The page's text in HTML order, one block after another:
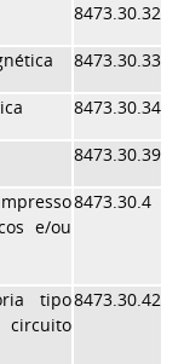
8473.30.32
8473.30.33
8473.30.34
8473.30.39
e/ou
8473.30.4
tipo8473.30.42